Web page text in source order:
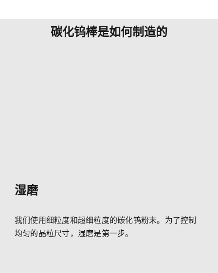
碳化钨棒是如何制造的
湿磨
我们使用细粒度和超细粒度的碳化钨粉末。为了控制
均匀的晶粒尺寸，湿磨是第一步。